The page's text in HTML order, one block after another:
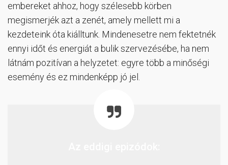
embereket ahhoz, hogy szélesebb körben
megismerjék azt a zenét, amely mellett mi a
kezdeteink óta kiálltunk. Mindenesetre nem fektetnék
ennyi időt és energiát a bulik szervezésébe, ha nem
látnám pozitívan a helyzetet: egyre több a minőségi
esemény és ez mindenképp jó jel.